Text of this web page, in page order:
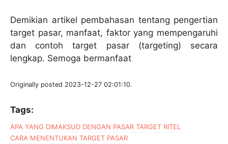
Demikian artikel pembahasan tentang pengertian
target pasar, manfaat, faktor yang mempengaruhi
dan contoh target pasar (targeting) secara
lengkap. Semoga bermanfaat
Originally posted 2023-12-27 02:01:10.
Tags:
APA YANG DIMAKSUD DENGAN PASAR TARGET RITEL
CARA MENENTUKAN TARGET PASAR